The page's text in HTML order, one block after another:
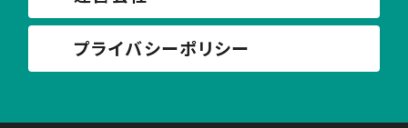
プライバシーポリシー